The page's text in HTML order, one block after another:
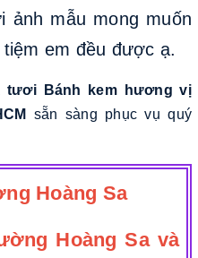
ảnh mẫu mong muốn
em đều được ạ.
tươi Bánh kem hương vị
sẵn sàng phục vụ quý
Hoàng Sa
Hoàng Sa và